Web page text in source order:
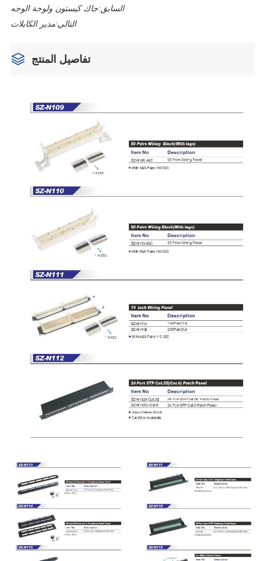
السابق:جاك كيستون ولوحة الوجه
التالي:مدير الكابلات
تفاصيل المنتج